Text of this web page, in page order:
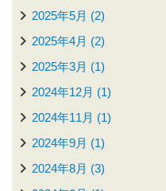
2025年5月 (2)
2025年4月 (2)
2025年3月 (1)
2024年12月 (1)
2024年11月 (1)
2024年9月 (1)
2024年8月 (3)